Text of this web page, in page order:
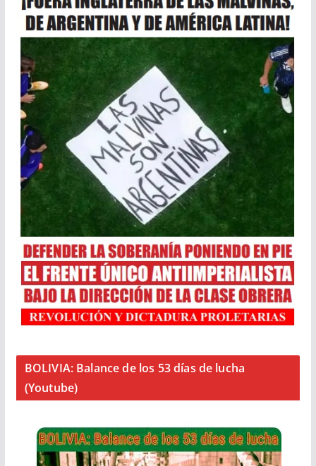
BOLIVIA: Balance de los 53 días de lucha
(Youtube)